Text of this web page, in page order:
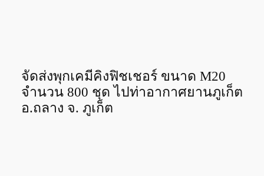
จัดส่งพุกเคมีคิงฟิชเชอร์ ขนาด M20
จำนวน 800 ชุด ไปท่าอากาศยานภูเก็ต
อ.ถลาง จ. ภูเก็ต